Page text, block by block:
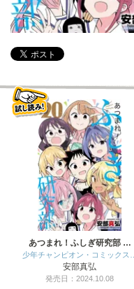
あつまれ！ふしぎ研究部 …
少年チャンピオン・コミックス…
安部真弘
発売日：2024.10.08